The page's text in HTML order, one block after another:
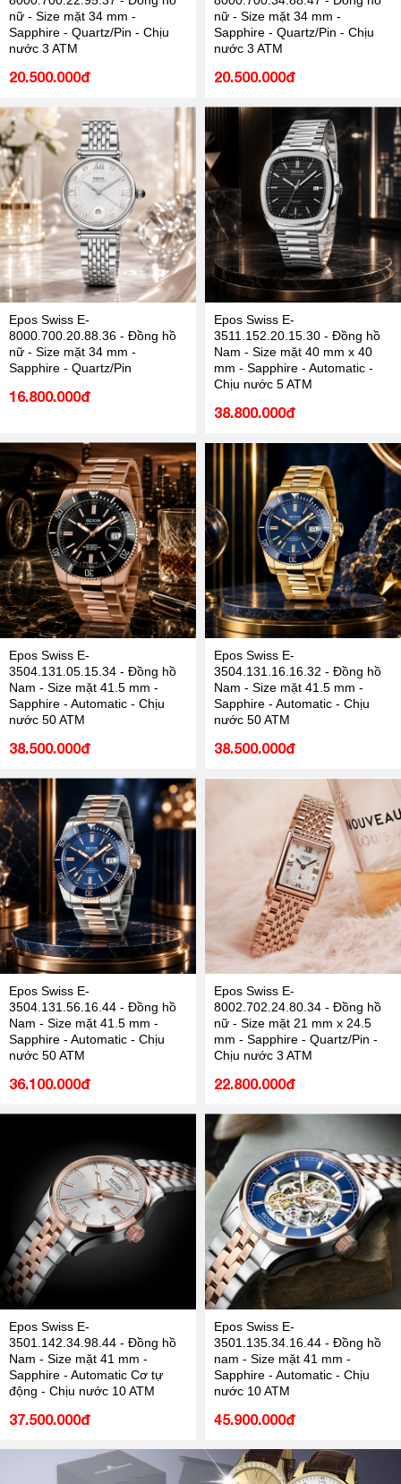
nữ - Size mặt 34 mm -
Sapphire - Quartz/Pin - Chịu
nước 3 ATM
20.500.000đ
nữ - Size mặt 34 mm -
Sapphire - Quartz/Pin - Chịu
nước 3 ATM
20.500.000đ
Epos Swiss E-
8000.700.20.88.36 - Đồng hồ
nữ - Size mặt 34 mm -
Sapphire - Quartz/Pin
16.800.000đ
Epos Swiss E-
3511.152.20.15.30 - Đồng hồ
Nam - Size mặt 40 mm x 40
mm - Sapphire - Automatic -
Chịu nước 5 ATM
38.800.000đ
Epos Swiss E-
3504.131.05.15.34 - Đồng hồ
Nam - Size mặt 41.5 mm -
Sapphire - Automatic - Chịu
nước 50 ATM
38.500.000đ
Epos Swiss E-
3504.131.16.16.32 - Đồng hồ
Nam - Size mặt 41.5 mm -
Sapphire - Automatic - Chịu
nước 50 ATM
38.500.000đ
Epos Swiss E-
3504.131.56.16.44 - Đồng hồ
Nam - Size mặt 41.5 mm -
Sapphire - Automatic - Chịu
nước 50 ATM
36.100.000đ
Epos Swiss E-
8002.702.24.80.34 - Đồng hồ
nữ - Size mặt 21 mm x 24.5
mm - Sapphire - Quartz/Pin -
Chịu nước 3 ATM
22.800.000đ
Epos Swiss E-
3501.142.34.98.44 - Đồng hồ
Nam - Size mặt 41 mm -
Sapphire - Automatic Cơ tự
động - Chịu nước 10 ATM
37.500.000đ
Epos Swiss E-
3501.135.34.16.44 - Đồng hồ
nam - Size mặt 41 mm -
Sapphire - Automatic - Chịu
nước 10 ATM
45.900.000đ